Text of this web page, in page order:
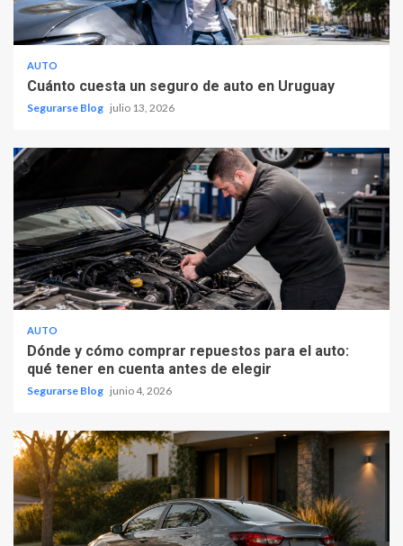
AUTO
Cuánto cuesta un seguro de auto en Uruguay
Segurarse Blog julio 13, 2026
AUTO
Dónde y cómo comprar repuestos para el auto:
qué tener en cuenta antes de elegir
Segurarse Blog junio 4, 2026